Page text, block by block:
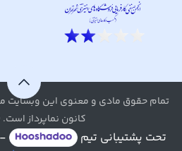
تمام حقوق مادی و معنوی این وبسایت
کانون نماپرداز است. ©
تحت پشتیبانی تیم -